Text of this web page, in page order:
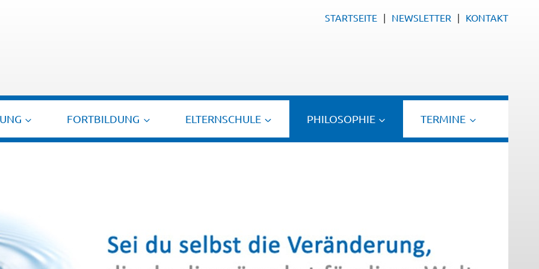
STARTSEITE NEWSLETTER KONTAKT
FORTBILDUNG ELTERNSCHULE PHILOSOPHIE TERMINE